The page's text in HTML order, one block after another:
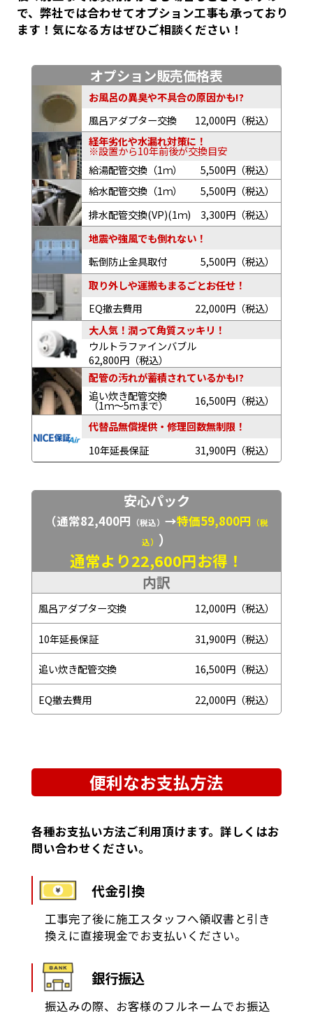
で、弊社では合わせてオプション工事も承っており
ます！気になる方はぜひご相談ください！
オプション販売価格表
お風呂の異臭や不具合の原因かも!?
風呂アダプター交換
12,000円（税込）
経年劣化や水漏れ対策に！
※設置から10年前後が交換目安
給湯配管交換（1ｍ）
5,500円（税込）
給水配管交換（1ｍ）
5,500円（税込）
排水配管交換(VP)(1ｍ)
3,300円（税込）
地震や強風でも倒れない！
転倒防止金具取付
5,500円（税込）
取り外しや運搬もまるごとお任せ！
EQ撤去費用
22,000円（税込）
大人気！潤って角質スッキリ！
ウルトラファインバブル
62,800円（税込）
配管の汚れが蓄積されているかも!?
追い炊き配管交換
（1ｍ～5ｍまで）
16,500円（税込）
代替品無償提供・修理回数無制限！
10年延長保証
31,900円（税込）
安心パック
（通常82,400円 （税込） →特価59,800円
（税
込） ）
通常より22,600円お得！
内訳
風呂アダプター交換 12,000円（税込）
10年延長保証 31,900円（税込）
追い炊き配管交換 16,500円（税込）
EQ撤去費用 22,000円（税込）
便利なお支払方法
各種お支払い方法ご利用頂けます。詳しくはお
問い合わせください。
代金引換
工事完了後に施工スタッフへ領収書と引き
換えに直接現金でお支払いください。
銀行振込
振込みの際、お客様のフルネームでお振込